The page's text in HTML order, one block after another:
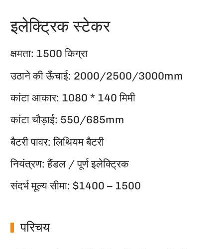
इलेक्ट्रिक स्टेकर
क्षमता: 1500 किग्रा
उठाने की ऊँचाई: 2000/2500/3000mm
कांटा आकार: 1080 * 140 मिमी
कांटा चौड़ाई: 550/685mm
बैटरी पावर: लिथियम बैटरी
नियंत्रण: हैंडल / पूर्ण इलेक्ट्रिक
संदर्भ मूल्य सीमा: $1400 – 1500
परिचय